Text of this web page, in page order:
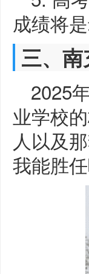
成绩将
三、
2025
业学校
人以及
我能胜